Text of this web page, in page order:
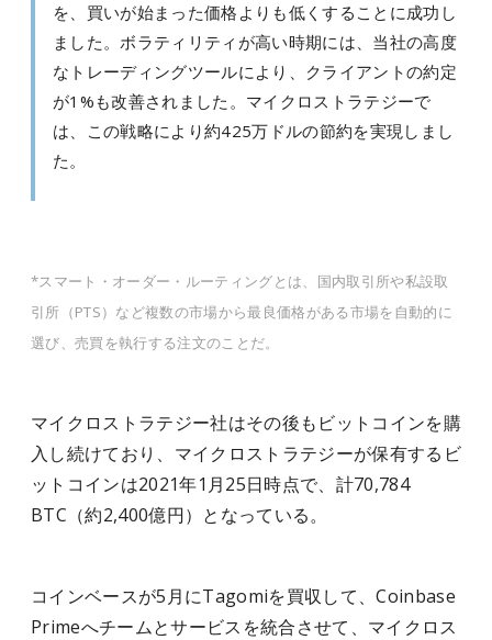
を、買いが始まった価格よりも低くすることに成功し
ました。ボラティリティが高い時期には、当社の高度
なトレーディングツールにより、クライアントの約定
が1%も改善されました。マイクロストラテジーで
は、この戦略により約425万ドルの節約を実現しまし
た。
*スマート・オーダー・ルーティングとは、国内取引所や私設取
引所（PTS）など複数の市場から最良価格がある市場を自動的に
選び、売買を執行する注文のことだ。
マイクロストラテジー社はその後もビットコインを購
入し続けており、マイクロストラテジーが保有するビ
ットコインは2021年1月25日時点で、計70,784
BTC（約2,400億円）となっている。
コインベースが5月にTagomiを買収して、Coinbase
Primeへチームとサービスを統合させて、マイクロス